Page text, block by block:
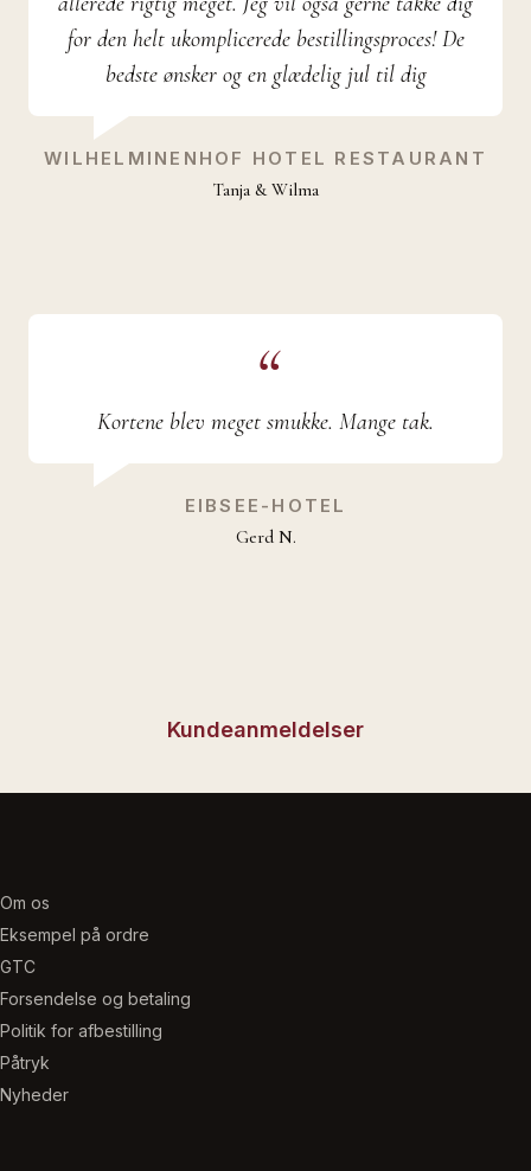
for den helt ukomplicerede bestillingsproces! De
bedste ønsker og en glædelig jul til dig
WILHELMINENHOF HOTEL RESTAURANT
Tanja & Wilma
Kortene blev meget smukke. Mange tak.
EIBSEE-HOTEL
Gerd N.
Kundeanmeldelser
Om os
Eksempel på ordre
GTC
Forsendelse og betaling
Politik for afbestilling
Påtryk
Nyheder